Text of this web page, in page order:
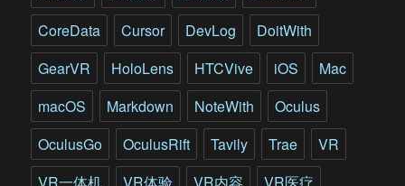
CoreData
Cursor DevLog
DoitWith
GearVR
HoloLens HTCVive iOS
Mac
macOS
Markdown NoteWith
Oculus
OculusGo
OculusRift Tavily Trae
VR